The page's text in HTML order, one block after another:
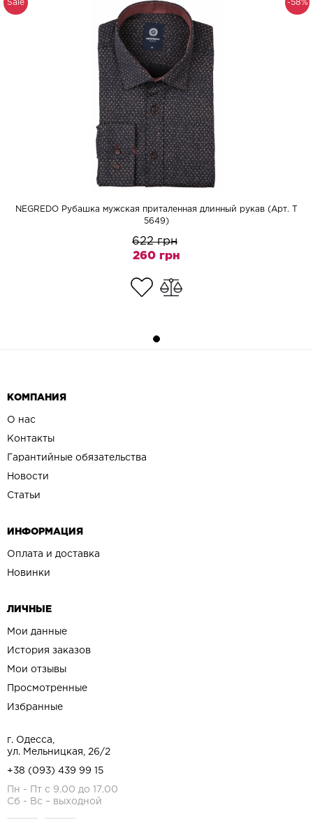
-58%
Sale
NEGREDO Рубашка мужская приталенная длинный рукав (Арт. T
5649)
622 грн
260 грн
КОМПАНИЯ
О нас
Контакты
Гарантийные обязательства
Новости
Статьи
ИНФОРМАЦИЯ
Оплата и доставка
Новинки
ЛИЧНЫЕ
Мои данные
История заказов
Мои отзывы
Просмотренные
Избранные
г. Одесса,
ул. Мельницкая, 26/2
+38 (093) 439 99 15
Пн - Пт с 9.00 до 17.00
Сб - Вс – выходной